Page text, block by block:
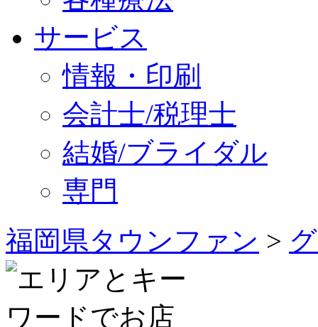
サービス
情報・印刷
会計士/税理士
結婚/ブライダル
専門
福岡県タウンファン >